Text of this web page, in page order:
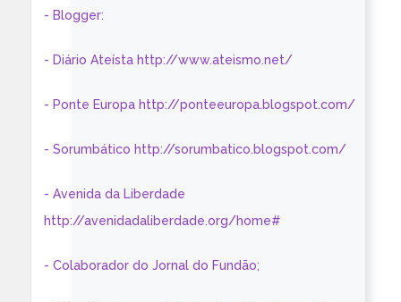
- Blogger:
- Diário Ateísta http://www.ateismo.net/
- Ponte Europa http://ponteeuropa.blogspot.com/
- Sorumbático http://sorumbatico.blogspot.com/
- Avenida da Liberdade
http://avenidadaliberdade.org/home#
- Colaborador do Jornal do Fundão;